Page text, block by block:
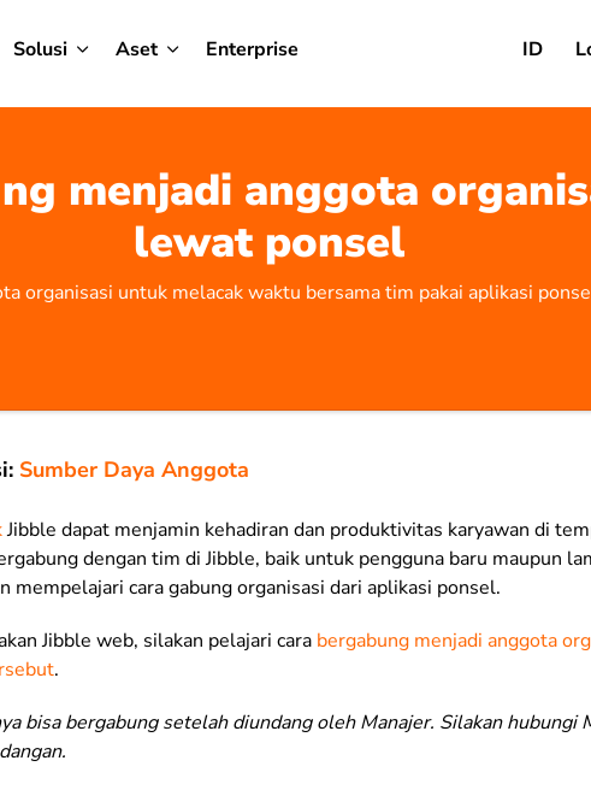
Solusi Aset Enterprise ID
menjadi anggota
lewat ponsel
organisasi untuk melacak waktu bersama tim pakai aplikasi
Sumber Daya Anggota
Jibble dapat menjamin kehadiran dan produktivitas karyawan di
dengan tim di Jibble, baik untuk pengguna baru maupun
mempelajari cara gabung organisasi dari aplikasi ponsel.
Jibble web, silakan pelajari cara bergabung menjadi anggota
.
bisa bergabung setelah diundang oleh Manajer. Silakan hubungi